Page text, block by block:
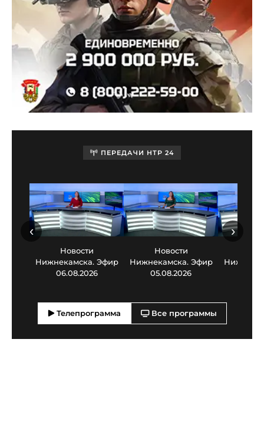
ПЕРЕДАЧИ НТР 24
Новости
Нижнекамска. Эфир
06.08.2026
Новости
Нижнекамска. Эфир
05.08.2026
‹ ›
Телепрограмма Все программы